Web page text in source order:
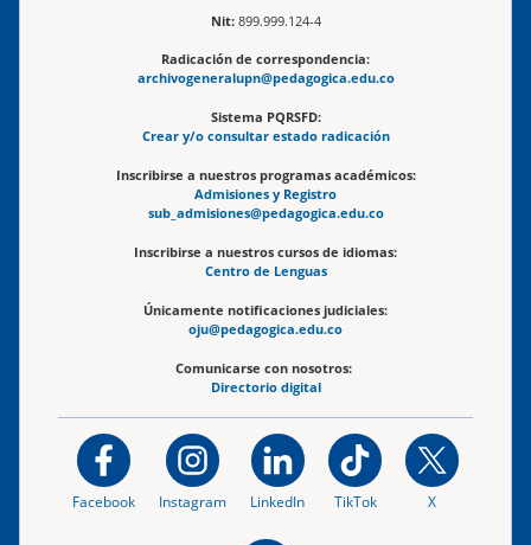
Nit:899.999.124-4
Radicación de correspondencia:
archivogeneralupn@pedagogica.edu.co
Sistema PQRSFD:
Crear y/o consultar estado radicación
Inscribirse a nuestros programas académicos:
Admisiones y Registro
sub_admisiones@pedagogica.edu.co
Inscribirse a nuestros cursos de idiomas:
Centro de Lenguas
Únicamente notificaciones judiciales:
oju@pedagogica.edu.co
Comunicarse con nosotros:
Directorio digital
Facebook Instagram LinkedIn TikTok X